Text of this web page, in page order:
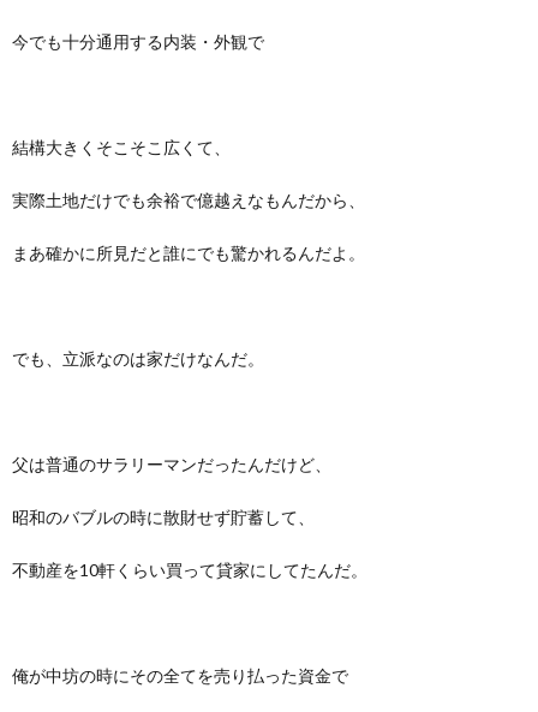
今でも十分通用する内装・外観で
結構大きくそこそこ広くて、
実際土地だけでも余裕で億越えなもんだから、
まあ確かに所見だと誰にでも驚かれるんだよ。
でも、立派なのは家だけなんだ。
父は普通のサラリーマンだったんだけど、
昭和のバブルの時に散財せず貯蓄して、
不動産を10軒くらい買って貸家にしてたんだ。
俺が中坊の時にその全てを売り払った資金で